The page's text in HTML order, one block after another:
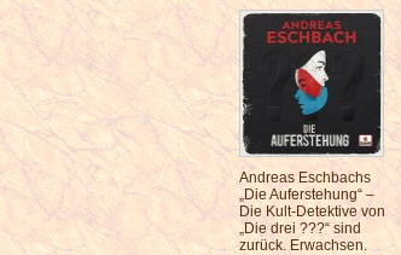
Andreas Eschbachs
„Die Auferstehung“ –
Die Kult-Detektive von
„Die drei ???“ sind
zurück. Erwachsen.